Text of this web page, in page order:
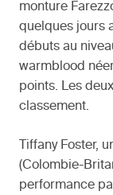
monture
quelques jours
débuts au
warmblood
points. Les
classement.
Tiffany Foster,
(Colombie-
performance